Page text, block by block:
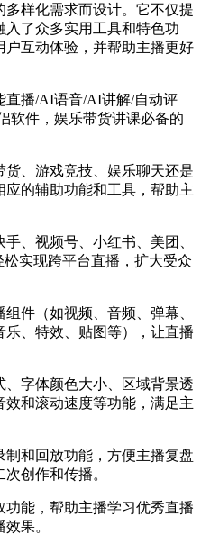
样化需求而设计。它不仅提
了众多实用工具和特色功
互动体验，并帮助主播更好
直播/AI语音/AI讲解/自动评
软件，娱乐带货讲课必备的
、游戏竞技、娱乐聊天还是
的辅助功能和工具，帮助主
手、视频号、小红书、美团、
实现跨平台直播，扩大受众
件（如视频、音频、弹幕、
、特效、贴图等），让直播
字体颜色大小、区域背景透
和滚动速度等功能，满足主
和回放功能，方便主播复盘
创作和传播。
能，帮助主播学习优秀直播
果。